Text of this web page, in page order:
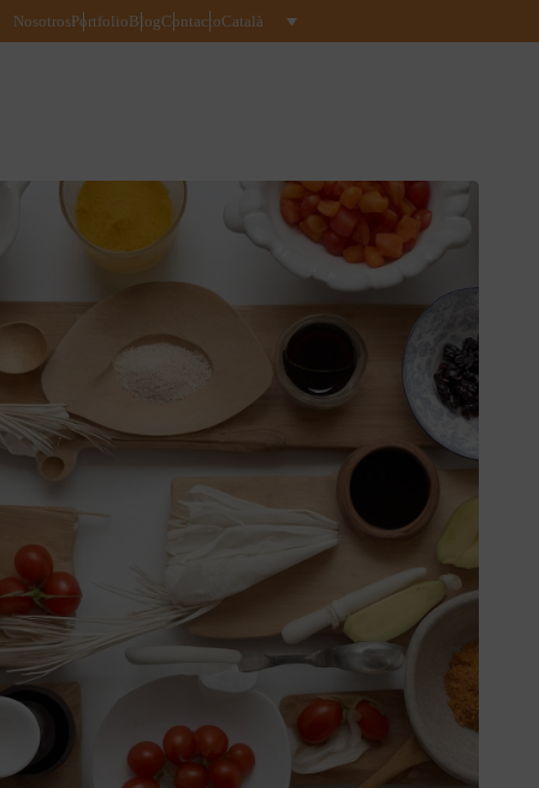
NosotrosPortfolioBlogContactoCatalà